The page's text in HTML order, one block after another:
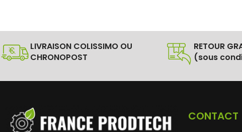
LIVRAISON COLISSIMO OU
CHRONOPOST
RETOUR
(sous
CONTACT